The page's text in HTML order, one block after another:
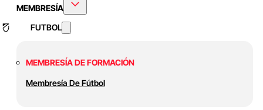
MEMBRESÍA
FUTBOL
MEMBRESÍA DE FORMACIÓN
Membresía De Fútbol